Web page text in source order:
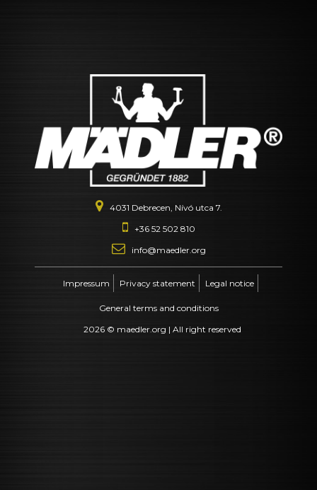
4031 Debrecen, Nívó utca 7.
+36 52 502 810
info@maedler.org
Impressum Privacy statement Legal notice
General terms and conditions
2026 © maedler.org | All right reserved